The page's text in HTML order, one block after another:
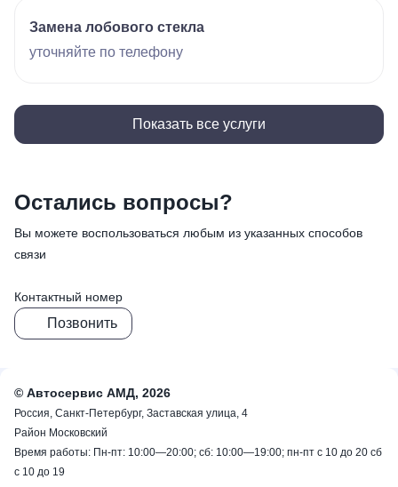
Замена лобового стекла
уточняйте по телефону
Показать все услуги
Остались вопросы?
Вы можете воспользоваться любым из указанных способов
связи
Контактный номер
Позвонить
© Автосервис АМД, 2026
Россия, Санкт-Петербург, Заставская улица, 4
Район Московский
Время работы: Пн-пт: 10:00—20:00; сб: 10:00—19:00; пн-пт с 10 до 20 сб
с 10 до 19